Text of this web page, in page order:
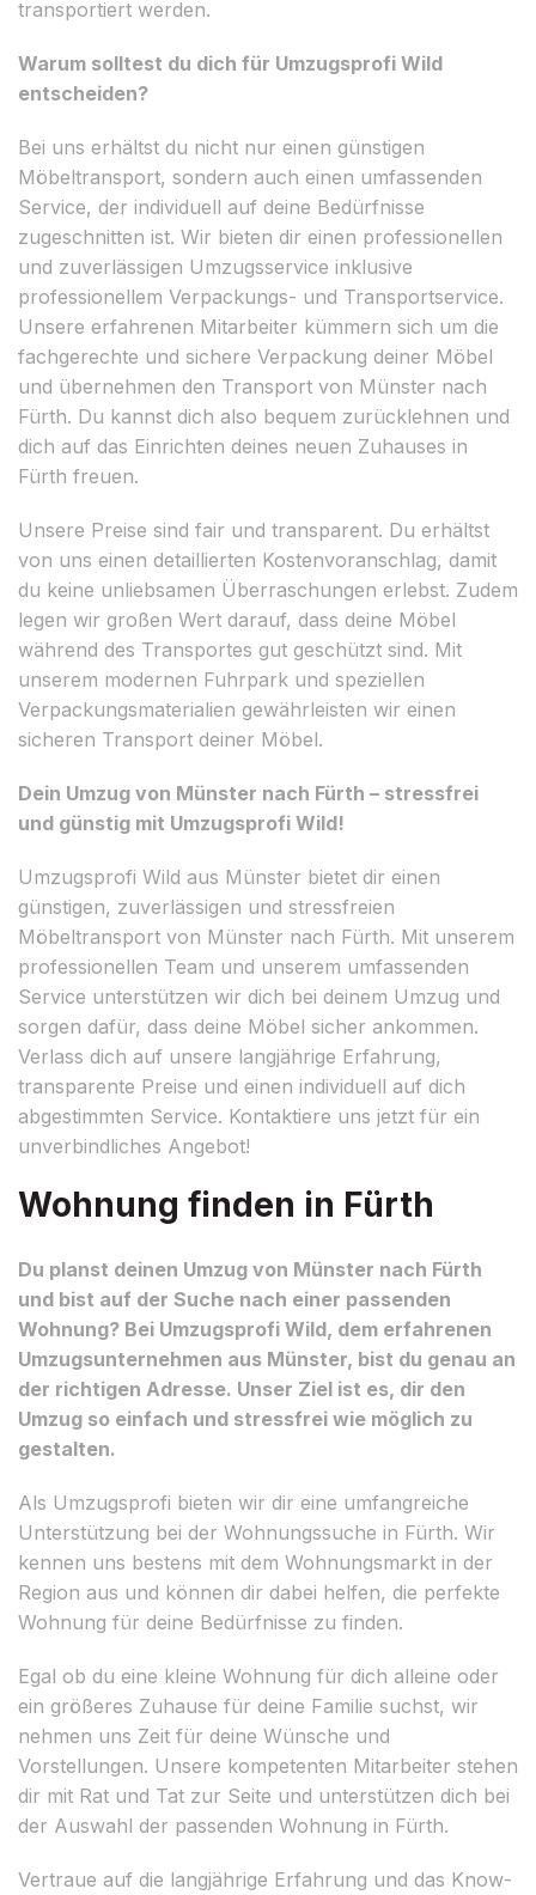
transportiert werden.
Warum solltest du dich für Umzugsprofi Wild
entscheiden?
Bei uns erhältst du nicht nur einen günstigen
Möbeltransport, sondern auch einen umfassenden
Service, der individuell auf deine Bedürfnisse
zugeschnitten ist. Wir bieten dir einen professionellen
und zuverlässigen Umzugsservice inklusive
professionellem Verpackungs- und Transportservice.
Unsere erfahrenen Mitarbeiter kümmern sich um die
fachgerechte und sichere Verpackung deiner Möbel
und übernehmen den Transport von Münster nach
Fürth. Du kannst dich also bequem zurücklehnen und
dich auf das Einrichten deines neuen Zuhauses in
Fürth freuen.
Unsere Preise sind fair und transparent. Du erhältst
von uns einen detaillierten Kostenvoranschlag, damit
du keine unliebsamen Überraschungen erlebst. Zudem
legen wir großen Wert darauf, dass deine Möbel
während des Transportes gut geschützt sind. Mit
unserem modernen Fuhrpark und speziellen
Verpackungsmaterialien gewährleisten wir einen
sicheren Transport deiner Möbel.
Dein Umzug von Münster nach Fürth – stressfrei
und günstig mit Umzugsprofi Wild!
Umzugsprofi Wild aus Münster bietet dir einen
günstigen, zuverlässigen und stressfreien
Möbeltransport von Münster nach Fürth. Mit unserem
professionellen Team und unserem umfassenden
Service unterstützen wir dich bei deinem Umzug und
sorgen dafür, dass deine Möbel sicher ankommen.
Verlass dich auf unsere langjährige Erfahrung,
transparente Preise und einen individuell auf dich
abgestimmten Service. Kontaktiere uns jetzt für ein
unverbindliches Angebot!
Wohnung finden in Fürth
Du planst deinen Umzug von Münster nach Fürth
und bist auf der Suche nach einer passenden
Wohnung? Bei Umzugsprofi Wild, dem erfahrenen
Umzugsunternehmen aus Münster, bist du genau an
der richtigen Adresse. Unser Ziel ist es, dir den
Umzug so einfach und stressfrei wie möglich zu
gestalten.
Als Umzugsprofi bieten wir dir eine umfangreiche
Unterstützung bei der Wohnungssuche in Fürth. Wir
kennen uns bestens mit dem Wohnungsmarkt in der
Region aus und können dir dabei helfen, die perfekte
Wohnung für deine Bedürfnisse zu finden.
Egal ob du eine kleine Wohnung für dich alleine oder
ein größeres Zuhause für deine Familie suchst, wir
nehmen uns Zeit für deine Wünsche und
Vorstellungen. Unsere kompetenten Mitarbeiter stehen
dir mit Rat und Tat zur Seite und unterstützen dich bei
der Auswahl der passenden Wohnung in Fürth.
Vertraue auf die langjährige Erfahrung und das Know-